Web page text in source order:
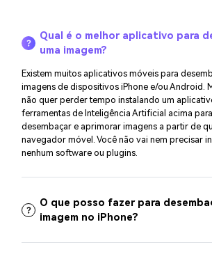
Qual é o melhor aplicativo para
uma imagem?
Existem muitos aplicativos móveis para
imagens de dispositivos iPhone e/ou Android.
não quer perder tempo instalando um
ferramentas de Inteligência Artificial acima para
desembaçar e aprimorar imagens a partir de
navegador móvel. Você não vai nem precisar
nenhum software ou plugins.
O que posso fazer para
imagem no iPhone?